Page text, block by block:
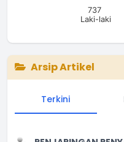
737
Laki-laki
Arsip Artikel
Terkini